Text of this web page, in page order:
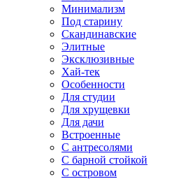
Минимализм
Под старину
Скандинавские
Элитные
Эксклюзивные
Хай-тек
Особенности
Для студии
Для хрущевки
Для дачи
Встроенные
С антресолями
С барной стойкой
С островом